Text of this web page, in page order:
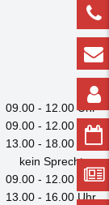
09.00 - 12.00 Uhr
09.00 - 12.00 Uhr
13.00 - 18.00 Uhr
kein Sprechtag
09.00 - 12.00 Uhr
13.00 - 16.00 Uhr